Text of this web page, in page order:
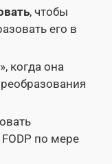
, чтобы
его в
когда она
по мере